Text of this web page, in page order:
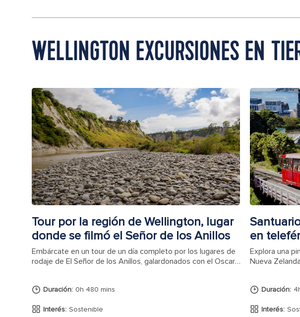
WELLINGTON EXCURSIONES EN